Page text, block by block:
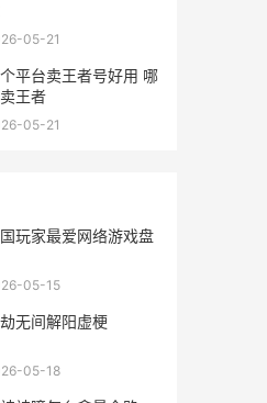
05-21
平台卖王者号好用 哪
王者
05-21
玩家最爱网络游戏盘
05-15
无间解阳虚梗
05-18